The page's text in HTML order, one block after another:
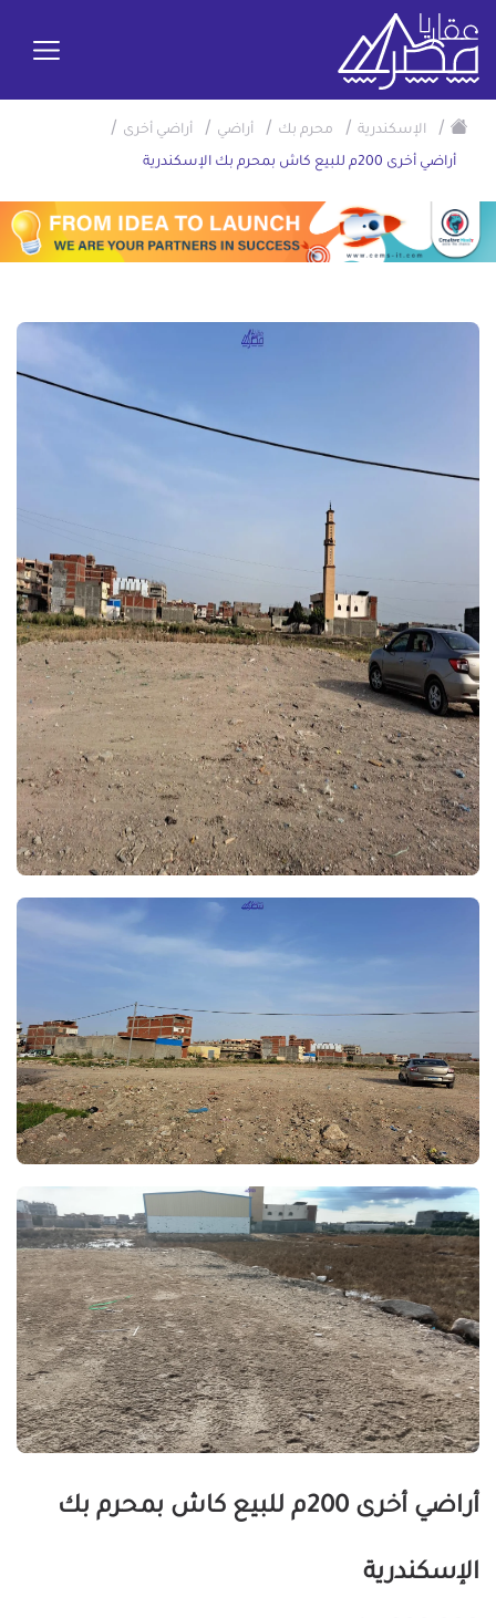
/ الإسكندرية / محرم بك / أراضي / أراضي أخرى /
أراضي أخرى 200م للبيع كاش بمحرم بك الإسكندرية
أراضي أخرى 200م للبيع كاش بمحرم بك
الإسكندرية